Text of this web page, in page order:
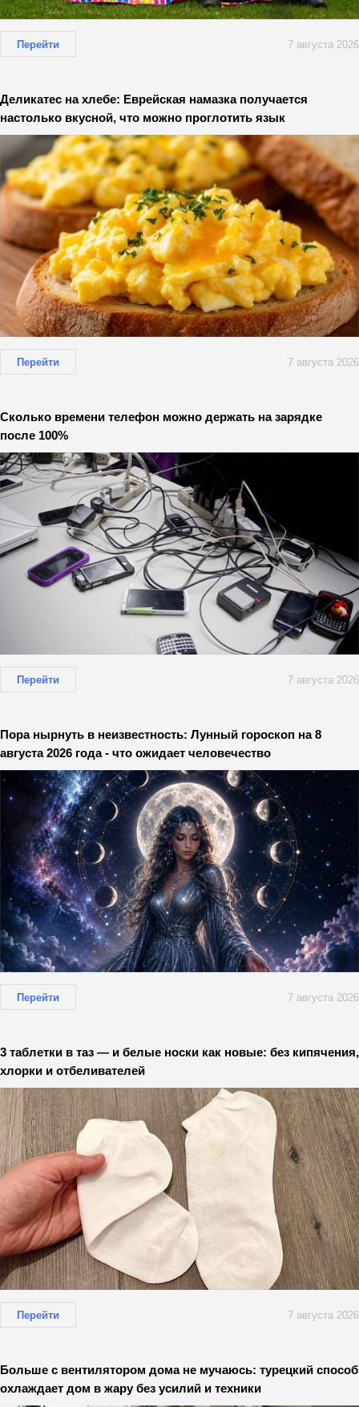
Перейти 7 августа 2026
Деликатес на хлебе: Еврейская намазка получается
настолько вкусной, что можно проглотить язык
Перейти 7 августа 2026
Сколько времени телефон можно держать на зарядке
после 100%
Перейти 7 августа 2026
Пора нырнуть в неизвестность: Лунный гороскоп на 8
августа 2026 года - что ожидает человечество
Перейти 7 августа 2026
3 таблетки в таз — и белые носки как новые: без кипячения,
хлорки и отбеливателей
Перейти 7 августа 2026
Больше с вентилятором дома не мучаюсь: турецкий способ
охлаждает дом в жару без усилий и техники